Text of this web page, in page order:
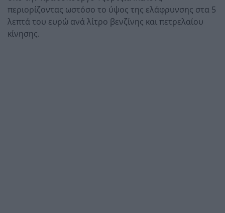
περιορίζοντας ωστόσο το ύψος της ελάφρυνσης στα 5
λεπτά του ευρώ ανά λίτρο βενζίνης και πετρελαίου
κίνησης.